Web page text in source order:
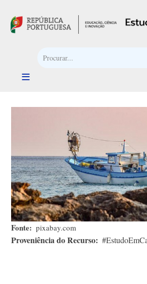
Fonte pixabay.com
Proveniência do Recurso